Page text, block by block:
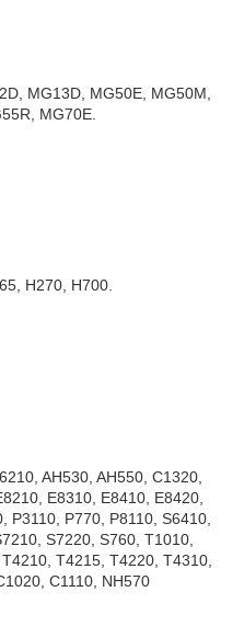
MG13D, MG50E, MG50M,
MG70E.
H270, H700.
AH530, AH550, C1320,
E8310, E8410, E8420,
P3110, P770, P8110, S6410,
S7220, S760, T1010,
T4215, T4220, T4310,
C1110, NH570